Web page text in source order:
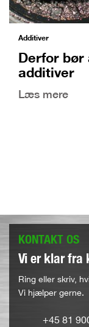
Additiver
Derfor
additiver
Læs mere
KONTAKT OS
Vi er klar fra
Ring eller skriv,
Vi hjælper gerne.
+45 81